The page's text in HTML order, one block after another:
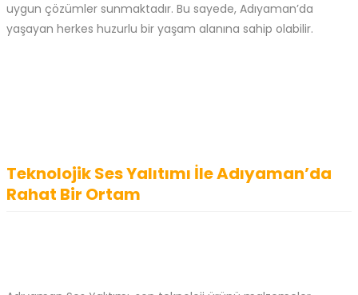
uygun çözümler sunmaktadır. Bu sayede, Adıyaman’da
yaşayan herkes huzurlu bir yaşam alanına sahip olabilir.
Teknolojik Ses Yalıtımı İle Adıyaman’da
Rahat Bir Ortam